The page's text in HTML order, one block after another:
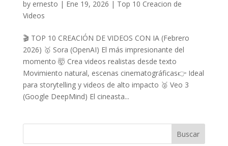
by ernesto | Ene 19, 2026 | Top 10 Creacion de
Videos
🎬 TOP 10 CREACIÓN DE VIDEOS CON IA (Febrero
2026) 🥇 Sora (OpenAI) El más impresionante del
momento 🤯 Crea videos realistas desde texto
Movimiento natural, escenas cinematográficas👉 Ideal
para storytelling y videos de alto impacto 🥈 Veo 3
(Google DeepMind) El cineasta...
Buscar